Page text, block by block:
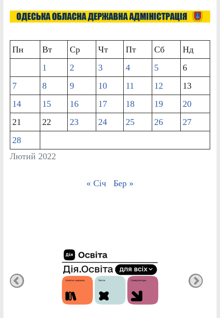
Лютий 2022
Пн Вт Ср Чт Пт Сб
Нд
1
2 3 4 5
6
7
8 9 10 11 12
13
14
15 16 17 18 19
20
21
22 23 24 25 26
27
28
« Січ Бер »